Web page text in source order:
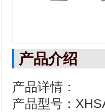
产品介绍
产品详情：
产品型号：